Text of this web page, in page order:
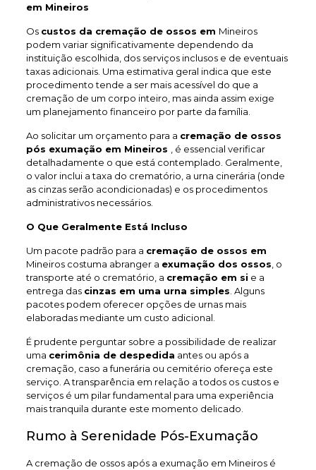
em Mineiros
Os custos da cremação de ossos em Mineiros
podem variar significativamente dependendo da
instituição escolhida, dos serviços inclusos e de eventuais
taxas adicionais. Uma estimativa geral indica que este
procedimento tende a ser mais acessível do que a
cremação de um corpo inteiro, mas ainda assim exige
um planejamento financeiro por parte da família.
Ao solicitar um orçamento para a cremação de ossos
pós exumação em Mineiros
, é essencial verificar
detalhadamente o que está contemplado. Geralmente,
o valor inclui a taxa do crematório, a urna cinerária (onde
as cinzas serão acondicionadas) e os procedimentos
administrativos necessários.
O Que Geralmente Está Incluso
Um pacote padrão para a cremação de ossos em
Mineiros costuma abranger a exumação dos ossos , o
transporte até o crematório, a cremação em si e a
entrega das cinzas em uma urna simples . Alguns
pacotes podem oferecer opções de urnas mais
elaboradas mediante um custo adicional.
É prudente perguntar sobre a possibilidade de realizar
uma cerimônia de despedida antes ou após a
cremação, caso a funerária ou cemitério ofereça este
serviço. A transparência em relação a todos os custos e
serviços é um pilar fundamental para uma experiência
mais tranquila durante este momento delicado.
Rumo à Serenidade Pós-Exumação
A cremação de ossos após a exumação em Mineiros é